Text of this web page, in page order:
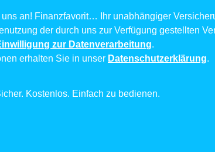
an! Finanzfavorit… Ihr unabhängiger
der durch uns zur Verfügung gestellten
zur Datenverarbeitung.
erhalten Sie in unser Datenschutzerklärung.
Kostenlos. Einfach zu bedienen.